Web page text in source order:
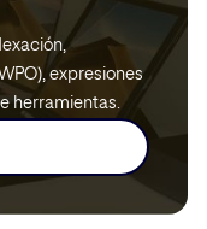
expresiones
herramientas.